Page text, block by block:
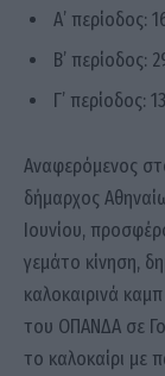
Α’ περίοδος:
Β’ περίοδος:
Γ’ περίοδος:
Αναφερόμενος
δήμαρχος
Ιουνίου,
γεμάτο κίνηση,
καλοκαιρινά
του ΟΠΑΝΔΑ σε
το καλοκαίρι με